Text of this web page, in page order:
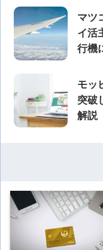
マツ
イ活
行機
モッ
突破
解説